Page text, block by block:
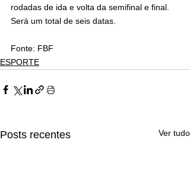
rodadas de ida e volta da semifinal e final.
Será um total de seis datas.
Fonte: FBF
ESPORTE
Posts recentes Ver tudo